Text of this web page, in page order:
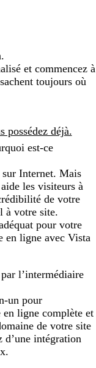
et commencez à
toujours où
possédez déjà.
est-ce
sur Internet. Mais
les visiteurs à
de votre
à votre site.
pour votre
en ligne avec Vista
l’intermédiaire
un pour
en ligne complète et
de votre site
intégration